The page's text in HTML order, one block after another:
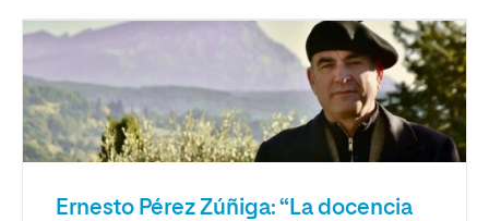
Ernesto Pérez Zúñiga: “La docencia